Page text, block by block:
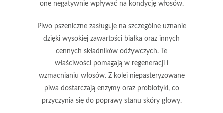
one negatywnie wpływać na kondycję włosów.
Piwo pszenicznezasługuje na szczególne uznanie
dzięki wysokiej zawartości białka oraz innych
cennych składników odżywczych. Te
właściwości pomagają w regeneracji i
wzmacnianiu włosów. Z kolei niepasteryzowane
piwa dostarczają enzymy oraz probiotyki, co
przyczynia się do poprawy stanu skóry głowy.